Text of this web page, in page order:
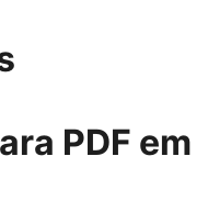
PDF em